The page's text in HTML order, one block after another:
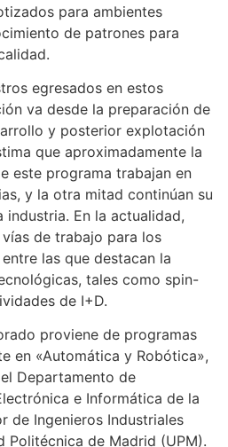
para ambientes
de patrones para
egresados en estos
va desde la preparación de
y posterior explotación
que aproximadamente la
este programa trabajan en
y la otra mitad continúan su
En la actualidad,
de trabajo para los
las que destacan la
tales como spin-
de I+D.
proviene de programas
en «Automática y Robótica»,
Departamento de
e Informática de la
de Ingenieros Industriales
Politécnica de Madrid (UPM).